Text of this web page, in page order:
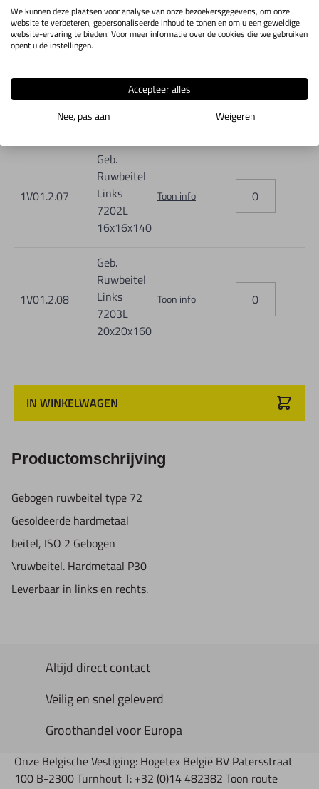
20x20x160
10x10x100
Toon info
1V01.2.07
Geb.
Ruwbeitel
Links
7202L
16x16x140
Toon info
1V01.2.08
Geb.
Ruwbeitel
Links
7203L
20x20x160
Toon info
IN WINKELWAGEN
Productomschrijving
Gebogen ruwbeitel type 72
Gesoldeerde hardmetaal
beitel, ISO 2 Gebogen
\ruwbeitel. Hardmetaal P30
Leverbaar in links en rechts.
Altijd direct contact
Veilig en snel geleverd
Groothandel voor Europa
Onze Belgische Vestiging: Hogetex België BV Patersstraat
100 B-2300 Turnhout T: +32 (0)14 482382 Toon route
We kunnen deze plaatsen voor analyse van onze bezoekersgegevens, om onze
website te verbeteren, gepersonaliseerde inhoud te tonen en om u een geweldige
website-ervaring te bieden. Voor meer informatie over de cookies die we gebruiken
opent u de instellingen.
Accepteer alles
Nee, pas aan
Weigeren